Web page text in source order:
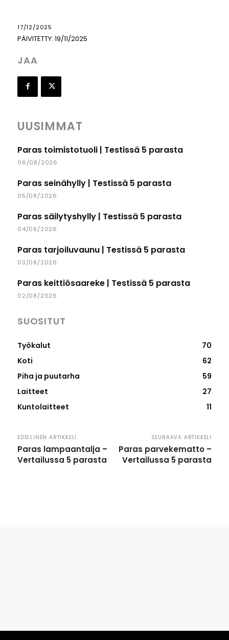
17/12/2025
PÄIVITETTY: 19/11/2025
JAA
UUSIMMAT
Paras toimistotuoli | Testissä 5 parasta
06/08/2026
Paras seinähylly | Testissä 5 parasta
05/08/2026
Paras säilytyshylly | Testissä 5 parasta
04/08/2026
Paras tarjoiluvaunu | Testissä 5 parasta
03/08/2026
Paras keittiösaareke | Testissä 5 parasta
02/08/2026
SUOSITUT
Työkalut
70
Koti
62
Piha ja puutarha
59
Laitteet
27
Kuntolaitteet
11
EDELLINEN ARTIKKELI
Paras lampaantalja –
Vertailussa 5 parasta
SEURAAVA ARTIKKELI
Paras parvekematto –
Vertailussa 5 parasta